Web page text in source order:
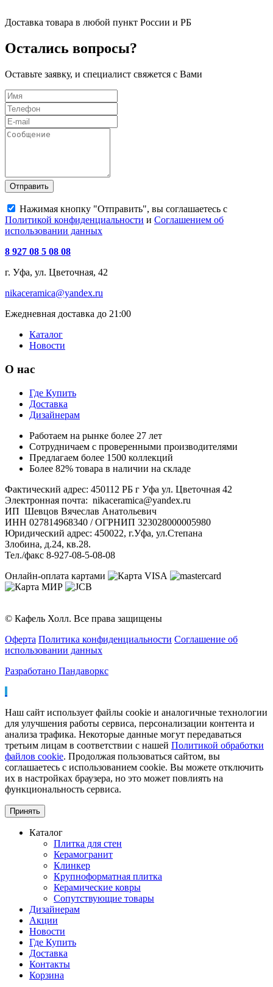
Доставка товара в любой пункт России и РБ
Остались вопросы?
Оставьте заявку, и специалист свяжется с Вами
Отправить
Нажимая кнопку "Отправить", вы соглашаетесь с
Политикой конфиденциальности и Соглашением об
использовании данных
8 927 08 5 08 08
г. Уфа, ул. Цветочная, 42
nikaceramica@yandex.ru
Ежедневная доставка до 21:00
Каталог
Новости
О нас
Где Купить
Доставка
Дизайнерам
Работаем на рынке более 27 лет
Сотрудничаем с проверенными производителями
Предлагаем более 1500 коллекций
Более 82% товара в наличии на складе
Фактический адрес: 450112 РБ г Уфа ул. Цветочная 42
Электронная почта: nikaceramica@yandex.ru
ИП Шевцов Вячеслав Анатольевич
ИНН 027814968340 / ОГРНИП 323028000005980
Юридический адрес: 450022, г.Уфа, ул.Степана
Злобина, д.24, кв.28.
Тел./факс 8-927-08-5-08-08
Онлайн-оплата картами
© Кафель Холл. Все права защищены
Оферта Политика конфиденциальности Соглашение об
использовании данных
Разработано Пандаворкс
Наш сайт использует файлы cookie и аналогичные технологии
для улучшения работы сервиса, персонализации контента и
анализа трафика. Некоторые данные могут передаваться
третьим лицам в соответствии с нашей Политикой обработки
файлов cookie. Продолжая пользоваться сайтом, вы
соглашаетесь с использованием cookie. Вы можете отключить
их в настройках браузера, но это может повлиять на
функциональность сервиса.
Принять
Каталог
Плитка для стен
Керамогранит
Клинкер
Крупноформатная плитка
Керамические ковры
Сопутствующие товары
Дизайнерам
Акции
Новости
Где Купить
Доставка
Контакты
Корзина